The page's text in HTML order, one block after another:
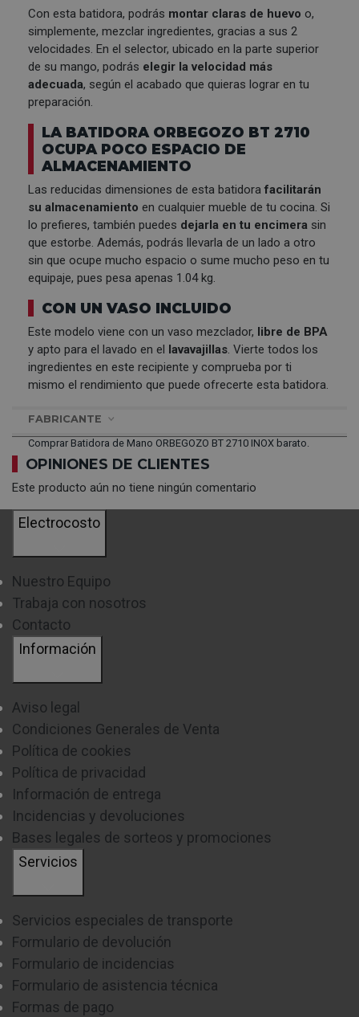
Con esta batidora, podrás montar claras de huevo o,
simplemente, mezclar ingredientes, gracias a sus 2
velocidades. En el selector, ubicado en la parte superior
de su mango, podrás elegir la velocidad más
adecuada, según el acabado que quieras lograr en tu
preparación.
LA BATIDORA ORBEGOZO BT 2710
OCUPA POCO ESPACIO DE
ALMACENAMIENTO
Las reducidas dimensiones de esta batidora facilitarán
su almacenamiento en cualquier mueble de tu cocina. Si
lo prefieres, también puedes dejarla en tu encimera sin
que estorbe. Además, podrás llevarla de un lado a otro
sin que ocupe mucho espacio o sume mucho peso en tu
equipaje, pues pesa apenas 1.04 kg.
CON UN VASO INCLUIDO
Este modelo viene con un vaso mezclador, libre de BPA
y apto para el lavado en el
lavavajillas. Vierte todos los
ingredientes en este recipiente y comprueba por ti
mismo el rendimiento que puede ofrecerte esta batidora.
FABRICANTE
Comprar Batidora de Mano ORBEGOZO BT 2710 INOX barato.
OPINIONES DE CLIENTES
Este producto aún no tiene ningún comentario
Electrocosto
Nuestro Equipo
Trabaja con nosotros
Contacto
Información
Aviso legal
Condiciones Generales de Venta
Política de cookies
Política de privacidad
Información de entrega
Incidencias y devoluciones
Bases legales de sorteos y promociones
Servicios
Servicios especiales de transporte
Formulario de devolución
Formulario de incidencias
Formulario de asistencia técnica
Formas de pago